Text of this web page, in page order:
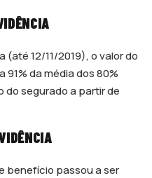
12/11/2019), o valor do
da média dos 80%
do segurado a partir de
benefício passou a ser